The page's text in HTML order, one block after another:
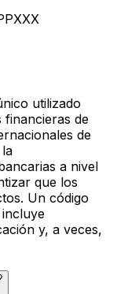
utilizado
de
de
a nivel
que los
Un código
y, a veces,